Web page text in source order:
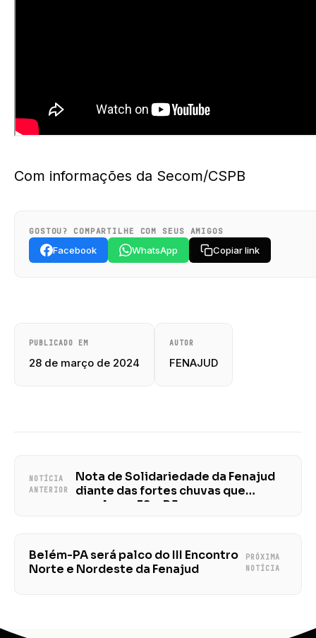
Com informações da Secom/CSPB
GOSTOU? COMPARTILHE COM SEUS AMIGOS
Facebook WhatsApp Copiar link
PUBLICADO EM
28 de março de 2024
AUTOR
FENAJUD
NOTÍCIA
ANTERIOR
Nota de Solidariedade da Fenajud
diante das fortes chuvas que
assolam o ES e RJ
Belém-PA será palco do III Encontro
Norte e Nordeste da Fenajud
PRÓXIMA
NOTÍCIA